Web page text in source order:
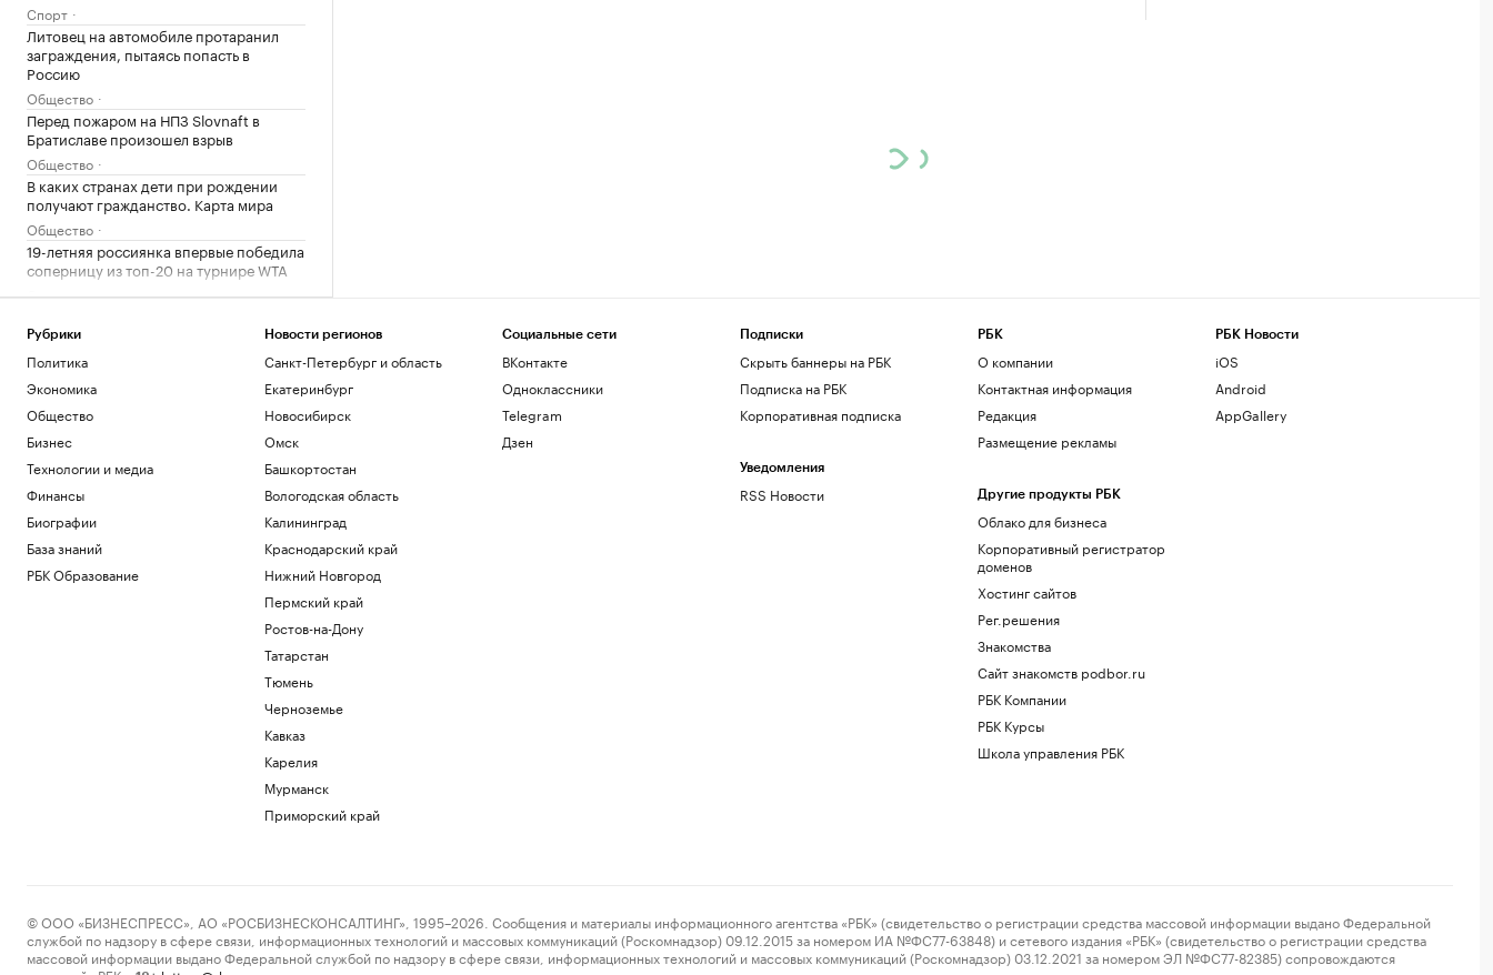
Спорт
Литовец на автомобиле протаранил
заграждения, пытаясь попасть в
Россию
Общество
Перед пожаром на НПЗ Slovnaft в
Братиславе произошел взрыв
Общество
В каких странах дети при рождении
получают гражданство. Карта мира
Общество
19-летняя россиянка впервые победила
соперницу из топ-20 на турнире WTA
Спорт
Рубрики
Политика
Экономика
Общество
Бизнес
Технологии и медиа
Финансы
Биографии
База знаний
РБК Образование
Новости регионов
Санкт-Петербург и область
Екатеринбург
Новосибирск
Омск
Башкортостан
Вологодская область
Калининград
Краснодарский край
Нижний Новгород
Пермский край
Ростов-на-Дону
Татарстан
Тюмень
Черноземье
Кавказ
Карелия
Мурманск
Приморский край
Социальные сети
ВКонтакте
Одноклассники
Telegram
Дзен
Подписки
Скрыть баннеры на РБК
Подписка на РБК
Корпоративная подписка
Уведомления
RSS Новости
РБК
О компании
Контактная информация
Редакция
Размещение рекламы
Другие продукты РБК
Облако для бизнеса
Корпоративный регистратор
доменов
Хостинг сайтов
Рег.решения
Знакомства
Сайт знакомств podbor.ru
РБК Компании
РБК Курсы
Школа управления РБК
РБК Новости
iOS
Android
AppGallery
© ООО «БИЗНЕСПРЕСС», АО «РОСБИЗНЕСКОНСАЛТИНГ», 1995–2026. Сообщения и материалы информационного агентства «РБК» (свидетельство о регистрации средства массовой информации выдано Федеральной
службой по надзору в сфере связи, информационных технологий и массовых коммуникаций (Роскомнадзор) 09.12.2015 за номером ИА №ФС77-63848) и сетевого издания «РБК» (свидетельство о регистрации средства
массовой информации выдано Федеральной службой по надзору в сфере связи, информационных технологий и массовых коммуникаций (Роскомнадзор) 03.12.2021 за номером ЭЛ №ФС77-82385) сопровождаются